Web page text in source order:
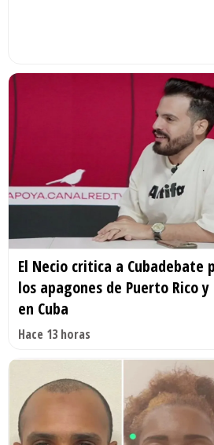
El Necio critica a Cubadebate
los apagones de Puerto Rico
en Cuba
Hace 13 horas